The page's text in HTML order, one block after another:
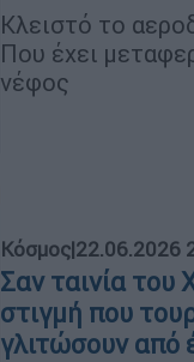
Κλειστό το
Που έχει
νέφος
Κόσμος|22.06.2026
Σαν ταινία του
στιγμή που
γλιτώσουν από